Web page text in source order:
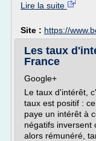
Lire la suite
Site : https://
Les taux
France
Google+
Le taux d'intérêt,
taux est positif :
paye un intérêt à
négatifs inversent
alors rémunéré,